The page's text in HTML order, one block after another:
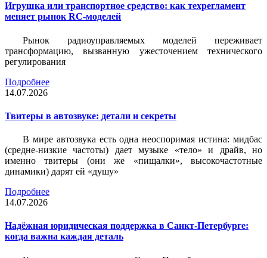
Игрушка или транспортное средство: как техрегламент
меняет рынок RC-моделей
Рынок радиоуправляемых моделей переживает
трансформацию, вызванную ужесточением технического
регулирования
Подробнее
14.07.2026
Твитеры в автозвуке: детали и секреты
В мире автозвука есть одна неоспоримая истина: мидбас
(средне-низкие частоты) дает музыке «тело» и драйв, но
именно твитеры (они же «пищалки», высокочастотные
динамики) дарят ей «душу»
Подробнее
14.07.2026
Надёжная юридическая поддержка в Санкт-Петербурге:
когда важна каждая деталь